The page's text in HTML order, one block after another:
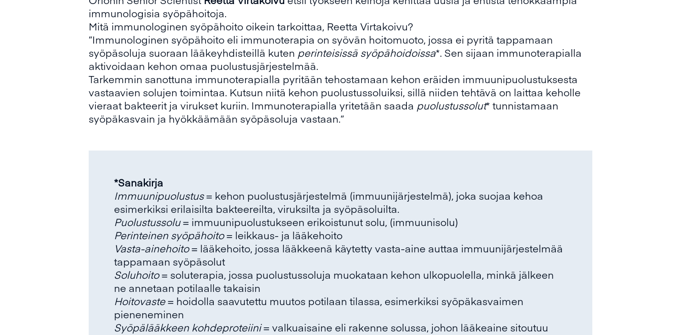
immunologisia syöpähoitoja.
Mitä immunologinen syöpähoito oikein tarkoittaa, Reetta Virtakoivu?
”Immunologinen syöpähoito eli immunoterapia on syövän hoitomuoto, jossa ei pyritä tappamaan
syöpäsoluja suoraan lääkeyhdisteillä kuten perinteisissä syöpähoidoissa*. Sen sijaan immunoterapialla
aktivoidaan kehon omaa puolustusjärjestelmää.
Tarkemmin sanottuna immunoterapialla pyritään tehostamaan kehon eräiden immuunipuolustuksesta
vastaavien solujen toimintaa. Kutsun niitä kehon puolustussoluiksi, sillä niiden tehtävä on laittaa keholle
vieraat bakteerit ja virukset kuriin. Immunoterapialla yritetään saada puolustussolut* tunnistamaan
syöpäkasvain ja hyökkäämään syöpäsoluja vastaan.”
*Sanakirja
Immuunipuolustus= kehon puolustusjärjestelmä (immuunijärjestelmä), joka suojaa kehoa
esimerkiksi erilaisilta bakteereilta, viruksilta ja syöpäsoluilta.
Puolustussolu= immuunipuolustukseen erikoistunut solu, (immuunisolu)
Perinteinen syöpähoito= leikkaus- ja lääkehoito
Vasta-ainehoito= lääkehoito, jossa lääkkeenä käytetty vasta-aine auttaa immuunijärjestelmää
tappamaan syöpäsolut
Soluhoito= soluterapia, jossa puolustussoluja muokataan kehon ulkopuolella, minkä jälkeen
ne annetaan potilaalle takaisin
Hoitovaste= hoidolla saavutettu muutos potilaan tilassa, esimerkiksi syöpäkasvaimen
pieneneminen
Syöpälääkkeen kohdeproteiini= valkuaisaine eli rakenne solussa, johon lääkeaine sitoutuu